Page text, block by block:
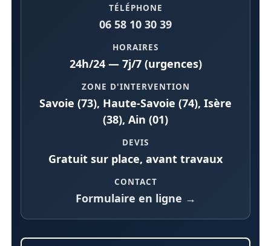
TÉLÉPHONE
06 58 10 30 39
HORAIRES
24h/24 — 7j/7 (urgences)
ZONE D'INTERVENTION
Savoie (73), Haute-Savoie (74), Isère
(38), Ain (01)
DEVIS
Gratuit sur place, avant travaux
CONTACT
Formulaire en ligne →